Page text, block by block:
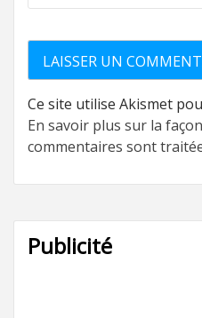
Ce site utilise Akismet
En savoir plus sur la
commentaires sont
Publicité